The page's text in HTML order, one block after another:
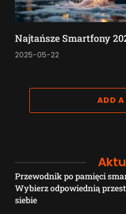
Najtańsze Smartfony
2025-05-22
ADD A
Przewodnik po pamięci
Wybierz odpowiednią
siebie